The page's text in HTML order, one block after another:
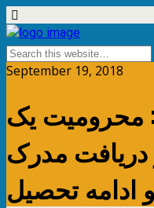
September 19, 2018
محرومیت یک
دریافت مدرک
ادامه تحصیل